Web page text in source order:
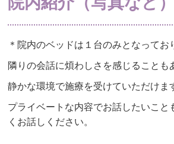
＊院内のベッドは１台のみとなってお
隣りの会話に煩わしさを感じることも
静かな環境で施療を受けていただけま
プライベートな内容でお話したいこと
くお話しください。